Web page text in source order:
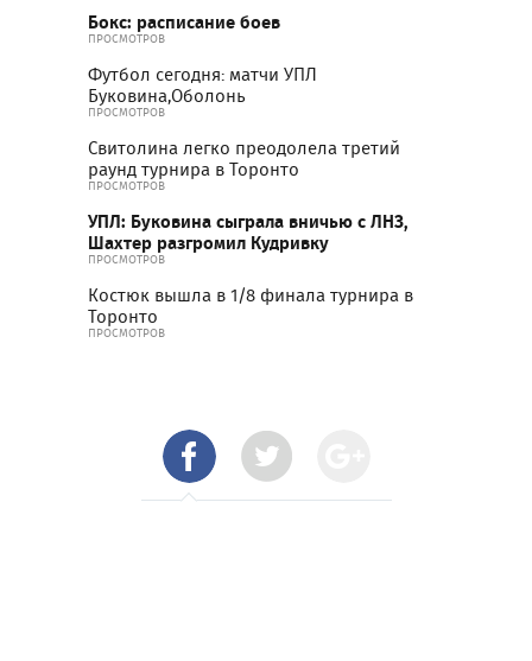
Бокс: расписание боев
ПРОСМОТРОВ
Футбол сегодня: матчи УПЛ
Буковина,Оболонь
ПРОСМОТРОВ
Свитолина легко преодолела третий
раунд турнира в Торонто
ПРОСМОТРОВ
УПЛ: Буковина сыграла вничью с ЛНЗ,
Шахтер разгромил Кудривку
ПРОСМОТРОВ
Костюк вышла в 1/8 финала турнира в
Торонто
ПРОСМОТРОВ